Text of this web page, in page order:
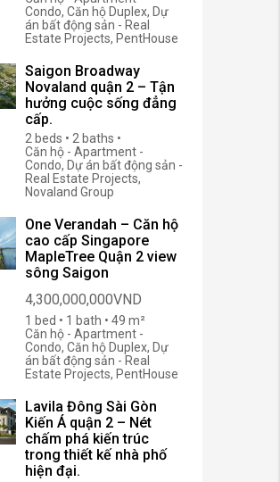
Condo, Căn hộ Duplex, Dự
án bất động sản - Real
Estate Projects, PentHouse
Saigon Broadway
Novaland quận 2 – Tận
hưởng cuộc sống đẳng
cấp.
2 beds • 2 baths •
Căn hộ - Apartment -
Condo, Dự án bất động sản -
Real Estate Projects,
Novaland Group
One Verandah – Căn hộ
cao cấp Singapore
MapleTree Quận 2 view
sông Saigon
4,300,000,000VND
1 bed • 1 bath • 49 m²
Căn hộ - Apartment -
Condo, Căn hộ Duplex, Dự
án bất động sản - Real
Estate Projects, PentHouse
Lavila Đông Sài Gòn
Kiến Á quận 2 – Nét
chấm phá kiến trúc
trong thiết kế nhà phố
hiện đại.